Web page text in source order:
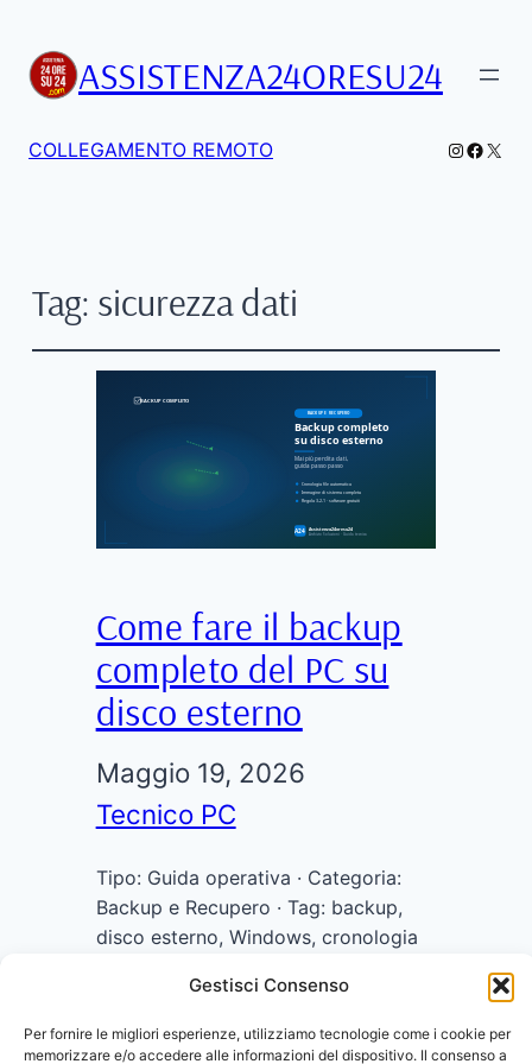
Gestisci Consenso
Per fornire le migliori esperienze, utilizziamo tecnologie come i cookie per
memorizzare e/o accedere alle informazioni del dispositivo. Il consenso a
ASSISTENZA24ORESU24
COLLEGAMENTO REMOTO X
Tag: sicurezza dati
Come fare il backup
completo del PC su
disco esterno
Maggio 19, 2026
Tecnico PC
Tipo: Guida operativa · Categoria:
Backup e Recupero · Tag: backup,
disco esterno, Windows, cronologia
dati Come fare il backup completo
del PC su disco esterno: guida passo
passo Perdere i dati di un computer è